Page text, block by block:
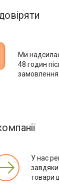
Ми
48 годин
замовлення.
У нас
товари